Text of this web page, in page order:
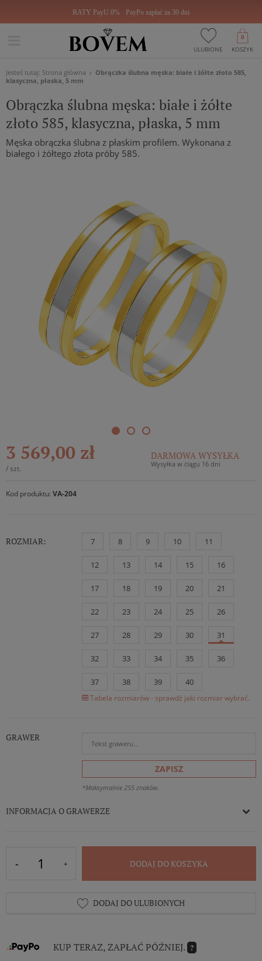
RATY PayU 0% PayPo zapłać za 30 dni
ULUBIONE KOSZYK
0
Jesteś tutaj: Strona główna
Obrączka ślubna męska: białe i żółte złoto 585,
klasyczna, płaska, 5 mm
Obrączka ślubna męska: białe i żółte
złoto 585, klasyczna, płaska, 5 mm
Męska obrączka ślubna z płaskim profilem. Wykonana z
białego i żółtego złota próby 585.
3 569,00 zł
/ szt.
DARMOWA WYSYŁKA
Wysyłka w ciągu 16 dni
Kod produktu: VA-204
ROZMIAR: 7 8 9 10 11
12 13 14 15 16
17 18 19 20 21
22 23 24 25 26
27 28 29 30 31
32 33 34 35 36
37 38 39 40
Tabela rozmiarów - sprawdź jaki rozmiar wybrać.
GRAWER
ZAPISZ
*Maksymalnie 255 znaków.
INFORMACJA O GRAWERZE
DODAJ DO KOSZYKA
DODAJ DO ULUBIONYCH
KUP TERAZ, ZAPŁAĆ PÓŹNIEJ. ?